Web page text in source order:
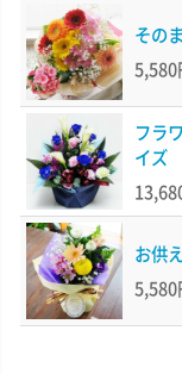
その
5,580
フラ
イズ
お供
5,580